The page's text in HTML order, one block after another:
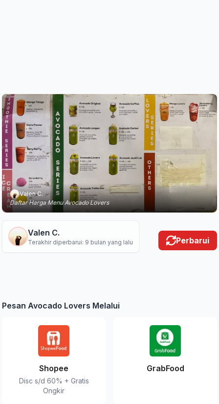
Valen C.
Daftar Harga Menu Avocado Lovers
Valen C.
Terakhir diperbarui: 9 bulan yang lalu Perbarui
Pesan Avocado Lovers Melalui
Shopee
Disc s/d 60% + Gratis
Ongkir
GrabFood